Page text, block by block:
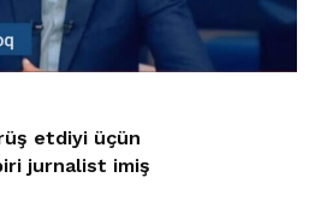
etdiyi üçün
jurnalist imiş